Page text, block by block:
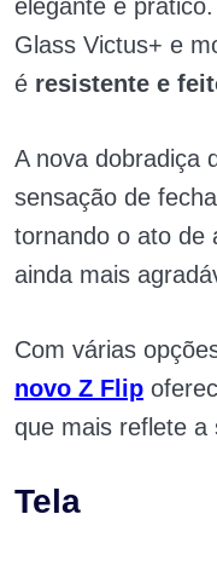
elegante e
Glass Victus+ e
é resistente e
A nova dobradiça
sensação de
tornando o ato de
ainda mais
Com várias
novo Z Flip
que mais reflete a
Tela